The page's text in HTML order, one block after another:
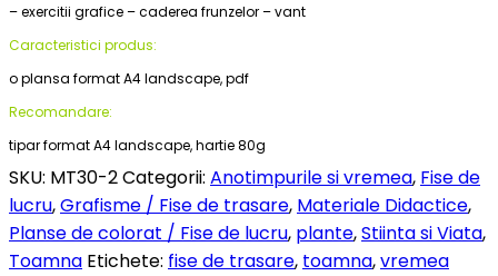
– exercitii grafice – caderea frunzelor – vant
Caracteristici produs:
o plansa format A4 landscape, pdf
Recomandare:
tipar format A4 landscape, hartie 80g
SKU: MT30-2Categorii: Anotimpurile si vremea, Fise de
lucru,Grafisme / Fise de trasare, Materiale Didactice,
Planse de colorat / Fise de lucru, plante,Stiinta si Viata,
Toamna Etichete: fise de trasare, toamna,vremea